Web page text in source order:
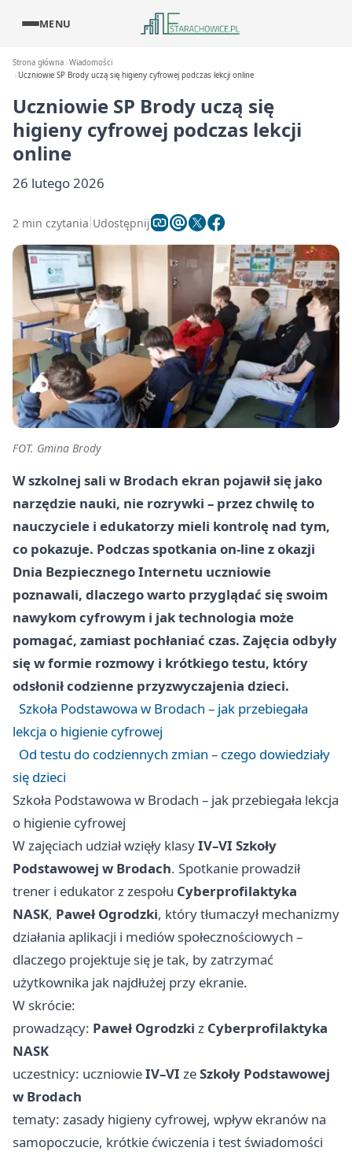
MENU
Strona główna Wiadomości
Uczniowie SP Brody uczą się higieny cyfrowej podczas lekcji online
Uczniowie SP Brody uczą się
higieny cyfrowej podczas lekcji
online
26 lutego 2026
2 min czytania Udostępnij
FOT. Gmina Brody
W szkolnej sali w Brodach ekran pojawił się jako
narzędzie nauki, nie rozrywki – przez chwilę to
nauczyciele i edukatorzy mieli kontrolę nad tym,
co pokazuje. Podczas spotkania on-line z okazji
Dnia Bezpiecznego Internetu uczniowie
poznawali, dlaczego warto przyglądać się swoim
nawykom cyfrowym i jak technologia może
pomagać, zamiast pochłaniać czas. Zajęcia odbyły
się w formie rozmowy i krótkiego testu, który
odsłonił codzienne przyzwyczajenia dzieci.
Szkoła Podstawowa w Brodach – jak przebiegała
lekcja o higienie cyfrowej
Od testu do codziennych zmian – czego dowiedziały
się dzieci
Szkoła Podstawowa w Brodach – jak przebiegała lekcja
o higienie cyfrowej
W zajęciach udział wzięły klasyIV–VI Szkoły
Podstawowej w Brodach. Spotkanie prowadził
trener i edukator z zespołu Cyberprofilaktyka
NASK, Paweł Ogrodzki, który tłumaczył mechanizmy
działania aplikacji i mediów społecznościowych –
dlaczego projektuje się je tak, by zatrzymać
użytkownika jak najdłużej przy ekranie.
W skrócie:
prowadzący: Paweł Ogrodzki z Cyberprofilaktyka
NASK
uczestnicy: uczniowieIV–VI zeSzkoły Podstawowej
w Brodach
tematy: zasady higieny cyfrowej, wpływ ekranów na
samopoczucie, krótkie ćwiczenia i test świadomości